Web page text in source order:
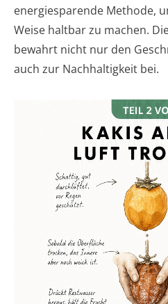
energiesparende Methode,
Weise haltbar zu machen.
bewahrt nicht nur den
auch zur Nachhaltigkeit bei.